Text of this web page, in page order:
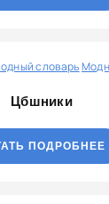
словарь
Цбшники
ПОДРОБНЕЕ